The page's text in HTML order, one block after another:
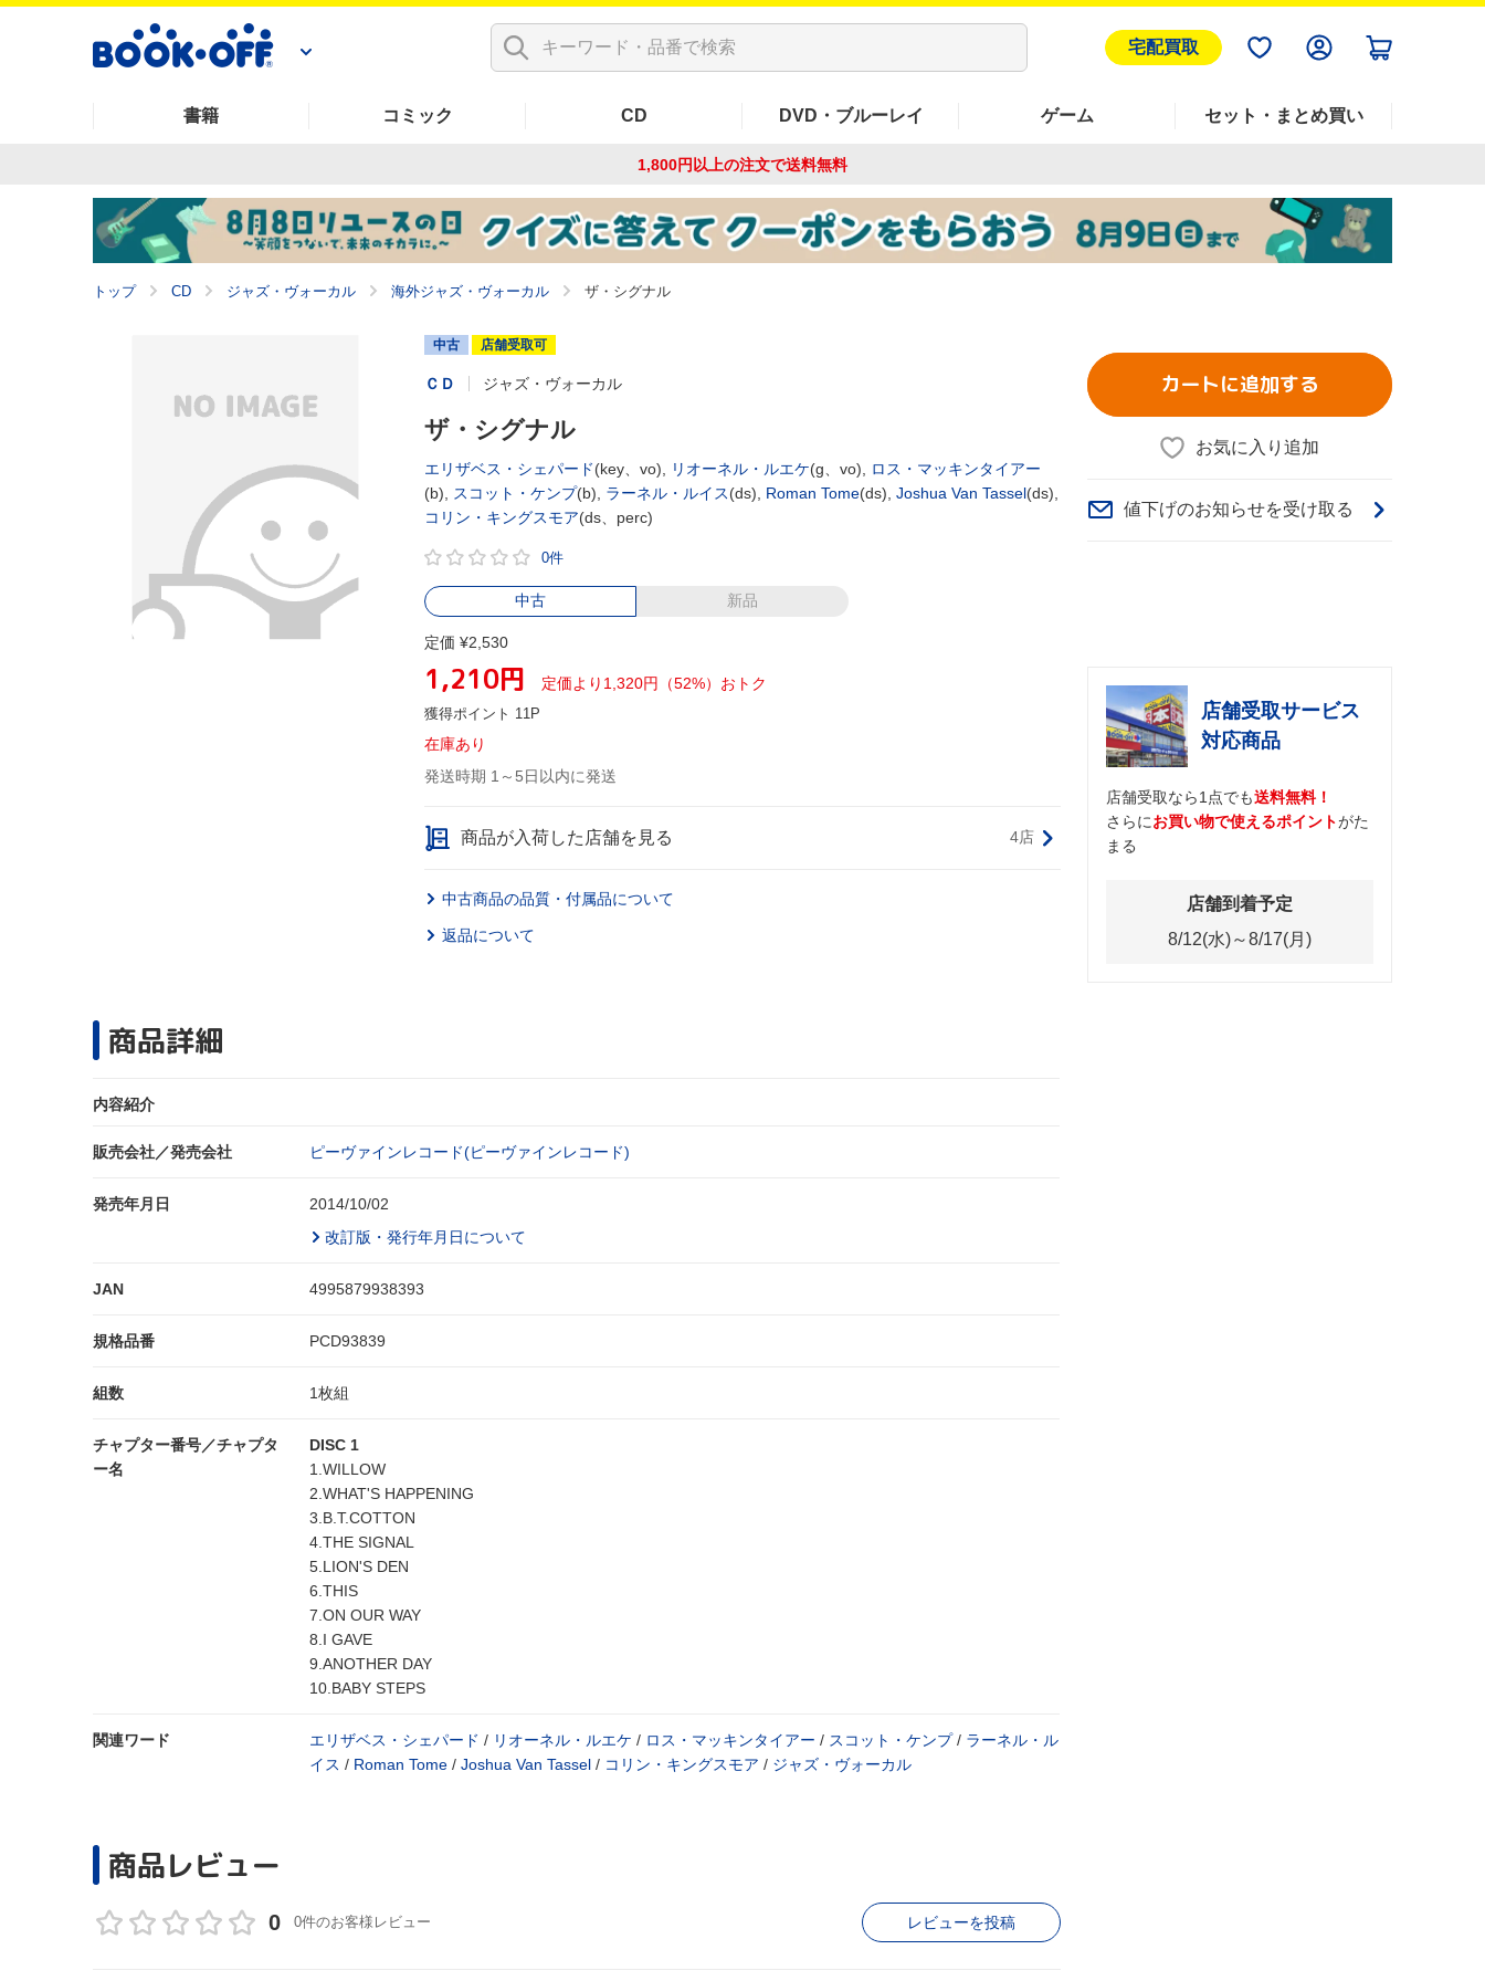
宅配買取
書籍 コミック CD DVD・ブルーレイ ゲーム セット・まとめ買い
1,800円以上の注文で送料無料
トップ CD ジャズ・ヴォーカル 海外ジャズ・ヴォーカル ザ・シグナル
中古 店舗受取可
ＣＤ ジャズ・ヴォーカル
ザ・シグナル
エリザベス・シェパード(key、vo), リオーネル・ルエケ(g、vo),
ロス・マッキンタイアー
(b),
スコット・ケンプ(b), ラーネル・ルイス(ds), Roman Tome(ds), Joshua Van Tassel(ds),
コリン・キングスモア(ds、perc)
0件
中古 新品
定価 ¥2,530
1,210円 定価より1,320円（52%）おトク
獲得ポイント 11P
在庫あり
発送時期 1～5日以内に発送
商品が入荷した店舗を見る 4店
中古商品の品質・付属品について
返品について
商品詳細
内容紹介
販売会社／発売会社 ピーヴァインレコード(ピーヴァインレコード)
発売年月日
2014/10/02
改訂版・発行年月日について
JAN 4995879938393
規格品番 PCD93839
組数 1枚組
チャプター番号／チャプタ
ー名
DISC 1
1.WILLOW
2.WHAT'S HAPPENING
3.B.T.COTTON
4.THE SIGNAL
5.LION'S DEN
6.THIS
7.ON OUR WAY
8.I GAVE
9.ANOTHER DAY
10.BABY STEPS
関連ワード エリザベス・シェパード / リオーネル・ルエケ / ロス・マッキンタイアー / スコット・ケンプ/ ラーネル・ル
イス / Roman Tome / Joshua Van Tassel / コリン・キングスモア / ジャズ・ヴォーカル
カートに追加する
お気に入り追加
値下げのお知らせを受け取る
店舗受取サービス
対応商品
店舗受取なら1点でも送料無料！
さらにお買い物で使えるポイントがた
まる
店舗到着予定
8/12(水)～8/17(月)
商品レビュー
0 0件のお客様レビュー レビューを投稿